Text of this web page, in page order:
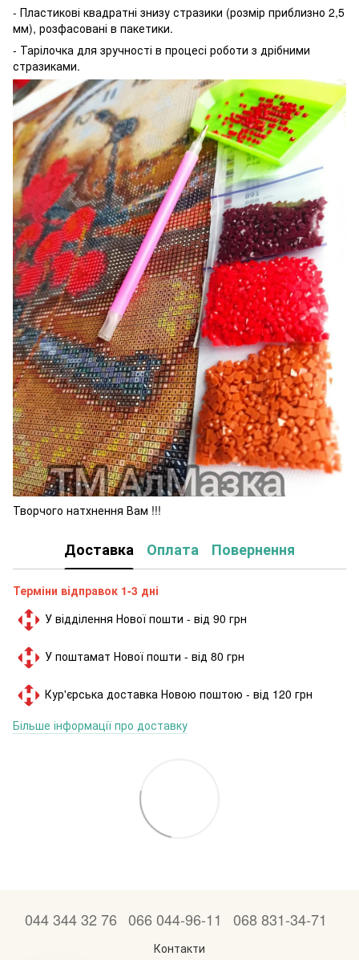
- Пластикові квадратні знизу стразики (розмір приблизно 2,5
мм), розфасовані в пакетики.
- Тарілочка для зручності в процесі роботи з дрібними
стразиками.
Творчого натхнення Вам !!!
Доставка Оплата Повернення
Терміни відправок 1-3 дні
У відділення Нової пошти - від 90 грн
У поштамат Нової пошти - від 80 грн
Кур'єрська доставка Новою поштою - від 120 грн
Більше інформації про доставку
044 344 32 76 066 044-96-11 068 831-34-71
Контакти